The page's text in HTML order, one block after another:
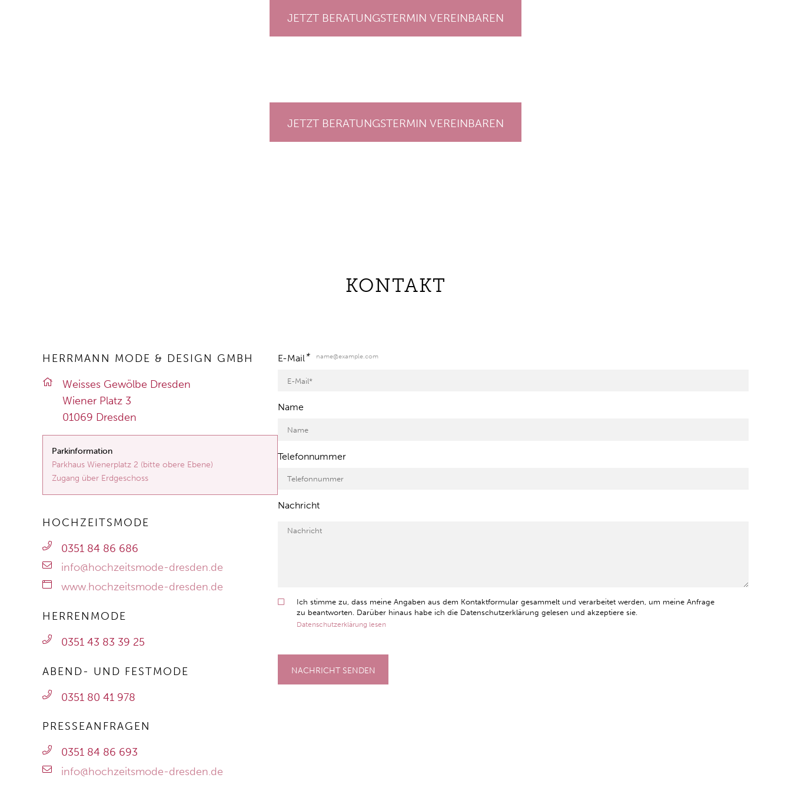
JETZT BERATUNGSTERMIN VEREINBAREN
JETZT BERATUNGSTERMIN VEREINBAREN
KONTAKT
HERRMANN MODE & DESIGN GMBH
Weis­ses Ge­wöl­be Dres­den
Wie­ner Platz 3
01069 Dres­den
Parkinformation
Parkhaus Wienerplatz 2 (bitte obere Ebene)
Zugang über Erdgeschoss
HOCHZEITSMODE
0351 84 86 686
info@hochzeitsmode-dresden.de
www.hochzeitsmode-dresden.de
HERRENMODE
0351 43 83 39 25
ABEND- UND FESTMODE
0351 80 41 978
PRESSEANFRAGEN
0351 84 86 693
info@hochzeitsmode-dresden.de
E-Mail* name@example.com
Name
Telefonnummer
Nachricht
Ich stimme zu, dass meine Angaben aus dem Kontaktformular gesammelt und verarbeitet werden, um meine Anfrage
zu beantworten. Darüber hinaus habe ich die Datenschutzerklärung gelesen und akzeptiere sie.
Datenschutzerklärung lesen
NACHRICHT SENDEN